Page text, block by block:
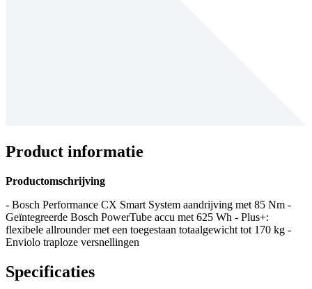
Product informatie
Productomschrijving
- Bosch Performance CX Smart System aandrijving met 85 Nm -
Geïntegreerde Bosch PowerTube accu met 625 Wh - Plus+:
flexibele allrounder met een toegestaan totaalgewicht tot 170 kg -
Enviolo traploze versnellingen
Specificaties